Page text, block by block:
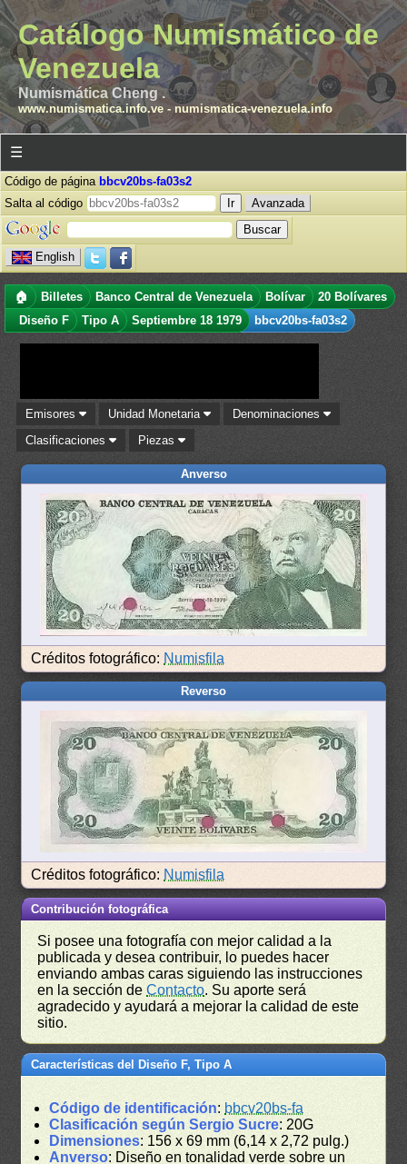
Catálogo Numismático de
Venezuela
Numismática Cheng .
www.numismatica.info.ve- numismatica-venezuela.info
☰
Código de página bbcv20bs-fa03s2
Salta al código
Avanzada
English
🏠 Billetes Banco Central de Venezuela Bolívar
20 Bolívares
Diseño F
Tipo A Septiembre 18 1979 bbcv20bs-fa03s2
Emisores Unidad Monetaria
Denominaciones
Clasificaciones
Piezas
Anverso
Créditos fotográfico: Numisfila
Reverso
Créditos fotográfico: Numisfila
Contribución fotográfica
Si posee una fotografía con mejor calidad a la
publicada y desea contribuir, lo puedes hacer
enviando ambas caras siguiendo las instrucciones
en la sección deContacto. Su aporte será
agradecido y ayudará a mejorar la calidad de este
sitio.
Características del Diseño F, Tipo A
Código de identificación: bbcv20bs-fa
Clasificación según Sergio Sucre: 20G
Dimensiones: 156 x 69 mm (6,14 x 2,72 pulg.)
Anverso: Diseño en tonalidad verde sobre un